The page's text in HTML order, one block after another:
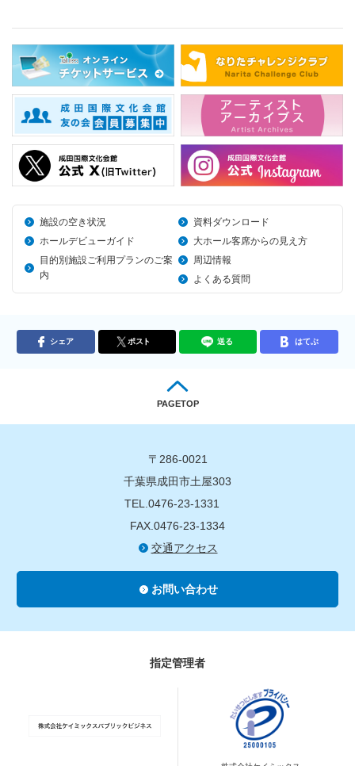
施設の空き状況
資料ダウンロード
ホールデビューガイド
大ホール客席からの見え方
目的別施設ご利用プランのご案
内
周辺情報
よくある質問
シェア ポスト 送る はてぶ
PAGETOP
〒286-0021
千葉県成田市土屋303
TEL.0476-23-1331
FAX.0476-23-1334
交通アクセス
お問い合わせ
指定管理者